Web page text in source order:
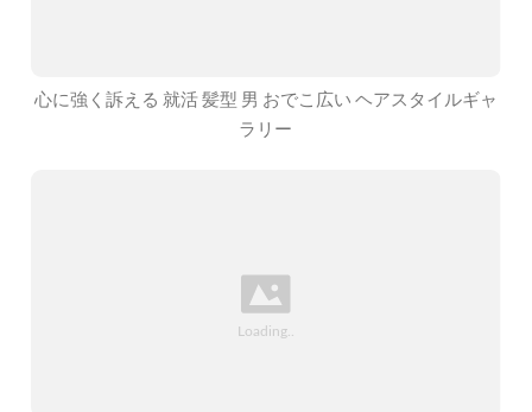
心に強く訴える 就活 髪型 男 おでこ広い ヘアスタイルギャ
ラリー